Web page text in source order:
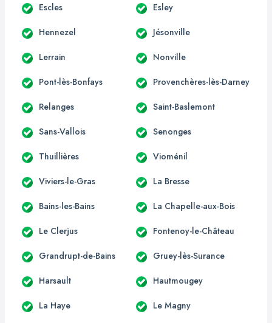
Escles Esley
Hennezel Jésonville
Lerrain Nonville
Pont-lès-Bonfays Provenchères-lès-Darney
Relanges Saint-Baslemont
Sans-Vallois Senonges
Thuillières Vioménil
Viviers-le-Gras La Bresse
Bains-les-Bains La Chapelle-aux-Bois
Le Clerjus Fontenoy-le-Château
Grandrupt-de-Bains Gruey-lès-Surance
Harsault Hautmougey
La Haye Le Magny